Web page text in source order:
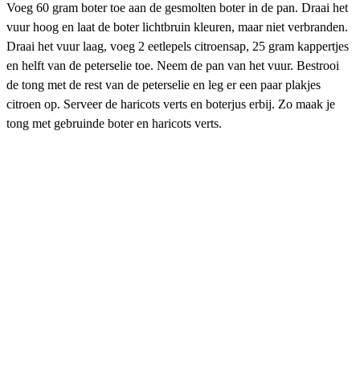
Voeg 60 gram boter toe aan de gesmolten boter in de pan. Draai het
vuur hoog en laat de boter lichtbruin kleuren, maar niet verbranden.
Draai het vuur laag, voeg 2 eetlepels citroensap, 25 gram kappertjes
en helft van de peterselie toe. Neem de pan van het vuur. Bestrooi
de tong met de rest van de peterselie en leg er een paar plakjes
citroen op. Serveer de haricots verts en boterjus erbij. Zo maak je
tong met gebruinde boter en haricots verts.